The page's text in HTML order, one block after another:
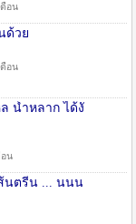
ดือน
ด้วย
ดือน
น้ำหลาก ได้งั
อน
ส้นตรีน ... นนน